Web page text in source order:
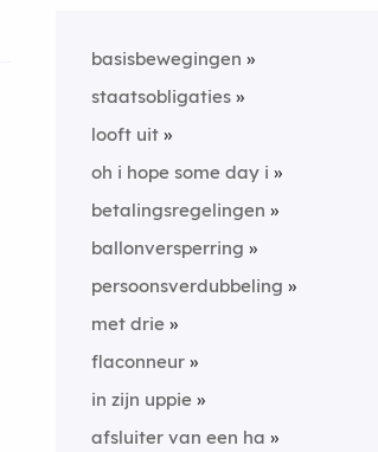
basisbewegingen
staatsobligaties
looft uit
oh i hope some day i
betalingsregelingen
ballonversperring
persoonsverdubbeling
met drie
flaconneur
in zĳn uppie
afsluiter van een ha